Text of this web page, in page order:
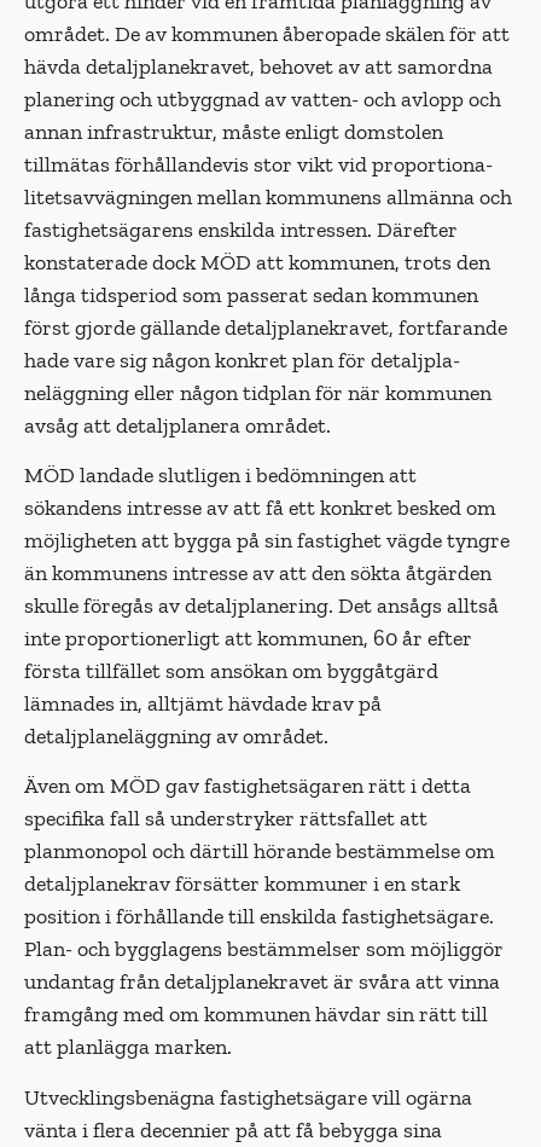
området. De av kommunen åberopade skälen för att
hävda detaljplanekravet, behovet av att samordna
planering och utbyggnad av vatten- och avlopp och
annan infra­struktur, måste enligt domstolen
tillmätas förhållandevis stor vikt vid proportiona­
litetsavvägningen mellan kommunens allmänna och
fastighetsägarens enskilda intressen. Därefter
konstaterade dock MÖD att kommunen, trots den
långa tidsperiod som passerat sedan kommunen
först gjorde gällande detaljplanekravet, fortfa­rande
hade vare sig någon konkret plan för detaljpla­
neläggning eller någon tidplan för när kommunen
avsåg att detaljplanera området.
MÖD landade slutligen i bedömningen att
sökandens intresse av att få ett konkret besked om
möjligheten att bygga på sin fastighet vägde tyngre
än kommunens intresse av att den sökta åtgärden
skulle föregås av detaljplanering. Det ansågs allt­så
inte proportionerligt att kommunen, 60 år efter
första tillfället som ansökan om byggåtgärd
lämnades in, alltjämt hävdade krav på
detaljplaneläggning av området.
Även om MÖD gav fastighetsägaren rätt i detta
specifika fall så understryker rättsfallet att
planmonopol och därtill hörande bestämmelse om
detaljplanekrav försätter kommuner i en stark
position i förhållande till enskilda fastighetsägare.
Plan- och bygglagens bestämmelser som möjliggör
undantag från detaljplanekravet är svåra att vinna
framgång med om kommunen hävdar sin rätt till
att plan­lägga marken.
Utvecklingsbenägna fastighetsägare vill ogärna
vänta i flera decennier på att få bebygga sina